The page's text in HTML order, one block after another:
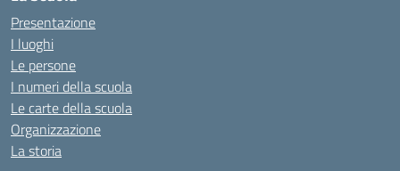
Presentazione
I luoghi
Le persone
I numeri della scuola
Le carte della scuola
Organizzazione
La storia